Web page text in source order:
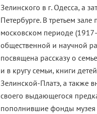
Зелинского в г. Одесса, а
Петербурге. В третьем
московском периоде
общественной и научной
посвящена рассказу о
и в кругу семьи, книги
Зелинской-Платэ, а также
своего выдающегося
пополнившие фонды музея